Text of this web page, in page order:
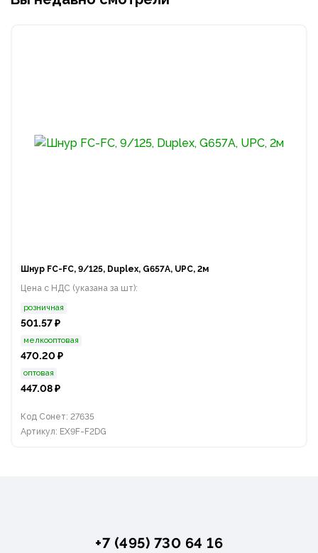
Шнур FC-FC, 9/125, Duplex, G657A, UPC, 2м
Цена с НДС (указана за шт):
розничная
501.57 ₽
мелкооптовая
470.20 ₽
оптовая
447.08 ₽
Код Сонет: 27635
Артикул: EX9F-F2DG
+7 (495) 730 64 16